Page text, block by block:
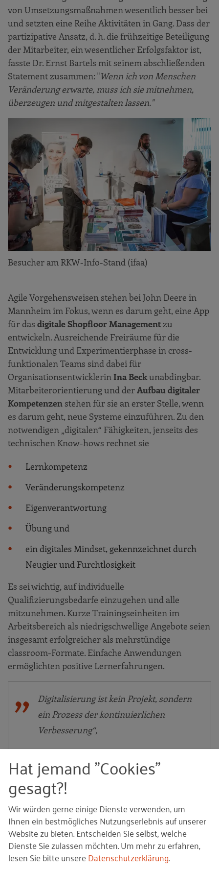
von Umsetzungsmaßnahmen wesentlich besser bei
und setzten eine Reihe Aktivitäten in Gang. Dass der
partizipative Ansatz, d. h. die frühzeitige Beteiligung
der Mitarbeiter, ein wesentlicher Erfolgsfaktor ist,
fasste Dr. Ernst Bartels mit seinem abschließenden
Statement zusammen: "Wenn ich von Menschen
Veränderung erwarte, muss ich sie mitnehmen,
überzeugen und mitgestalten lassen."
Besucher am RKW-Info-Stand (ifaa)
Agile Vorgehensweisen stehen bei John Deere in
Mannheim im Fokus, wenn es darum geht, eine App
für das digitale Shopfloor Managementzu
entwickeln. Ausreichende Freiräume für die
Entwicklung und Experimentierphase in cross-
funktionalen Teams sind dabei für
Organisationsentwicklerin Ina Beckunabdingbar.
Mitarbeiterorientierung und derAufbau digitaler
Kompetenzen stehen für sie an erster Stelle, wenn
es darum geht, neue Systeme einzuführen. Zu den
notwendigen „digitalen“ Fähigkeiten, jenseits des
technischen Know-hows rechnet sie
Lernkompetenz
Veränderungskompetenz
Eigenverantwortung
Übung und
ein digitales Mindset, gekennzeichnet durch
Neugier und Furchtlosigkeit
Es sei wichtig, auf individuelle
Qualifizierungsbedarfe einzugehen und alle
mitzunehmen. Kurze Trainingseinheiten im
Arbeitsbereich als niedrigschwellige Angebote seien
insgesamt erfolgreicher als mehrstündige
classroom-Formate. Einfache Anwendungen
ermöglichten positive Lernerfahrungen.
Digitalisierung ist kein Projekt, sondern
ein Prozess der kontinuierlichen
Verbesserung“,
konstatierte Ina Beck. Es gebe auch nicht das eine
erfolgversprechende Konzept, vielmehr seien
Rahmenbedingungen zu berücksichtigen, etwa
unterschiedliche Führungs- und
Kommunikationskulturen. Neue Tools brauchten
zudem einen dauerhaften Service- und
Ansprechpartner und nicht zuletzt müssten klare
Regeln zur digitalen Zusammenarbeit erarbeitet
Hat jemand "Cookies"
gesagt?!
Wir würden gerne einige Dienste verwenden, um
Ihnen ein bestmögliches Nutzungserlebnis auf unserer
Website zu bieten. Entscheiden Sie selbst, welche
Dienste Sie zulassen möchten.Um mehr zu erfahren,
lesen Sie bitte unsereDatenschutzerklärung.